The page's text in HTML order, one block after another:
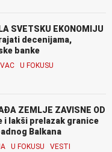
SVETSKU EKONOMIJU
decenijama,
banke
U FOKUSU
ZEMLJE ZAVISNE OD
i lakši prelazak granice
Balkana
U FOKUSU VESTI